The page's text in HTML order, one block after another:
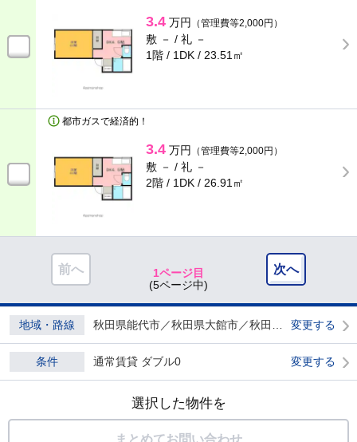
3.4 万円 （管理費等2,000円）
敷 － / 礼 －
1階 / 1DK / 23.51㎡
都市ガスで経済的！
3.4 万円 （管理費等2,000円）
敷 － / 礼 －
2階 / 1DK / 26.91㎡
前へ 次へ
1ページ目
(5ページ中)
地域・路線 変更する
条件 通常賃貸 ダブル0 変更する
選択した物件を
まとめてお問い合わせ